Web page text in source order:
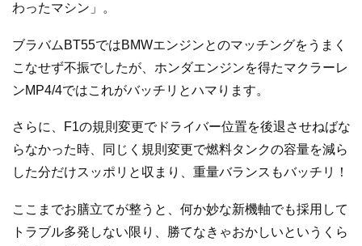
わったマシン」。
ブラバムBT55ではBMWエンジンとのマッチングをうまく
こなせず不振でしたが、ホンダエンジンを得たマクラーレ
ンMP4/4ではこれがバッチリとハマります。
さらに、F1の規則変更でドライバー位置を後退させねばな
らなかった時、同じく規則変更で燃料タンクの容量を減ら
した分だけスッポリと収まり、重量バランスもバッチリ！
ここまでお膳立てが整うと、何か妙な新機軸でも採用して
トラブル多発しない限り、勝てなきゃおかしいというくら